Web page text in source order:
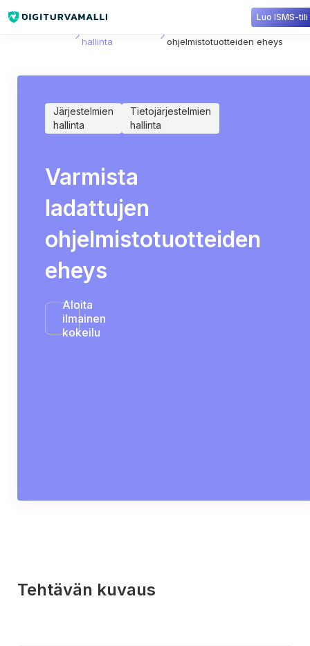
Luo ISMS-tili
hallinta
ohjelmistotuotteiden eheys
Järjestelmien
hallinta
Tietojärjestelmien
hallinta
Varmista
ladattujen
ohjelmistotuotteiden
eheys
Aloita
ilmainen
kokeilu
Tehtävän kuvaus